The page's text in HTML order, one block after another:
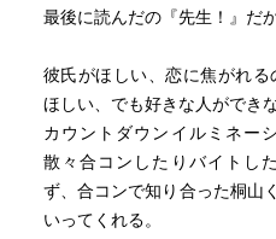
最後に読んだの『先生！』だ
彼氏がほしい、恋に焦がれ
ほしい、でも好きな人ができ
カウントダウンイルミネー
散々合コンしたりバイトし
ず、合コンで知り合った桐山
いってくれる。